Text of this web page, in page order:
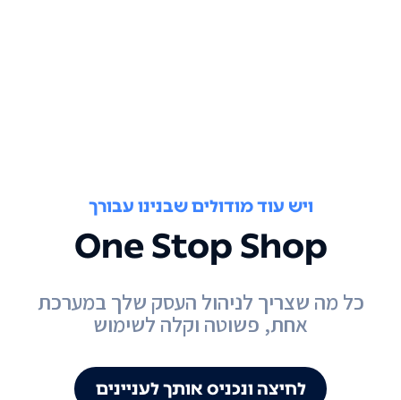
ויש עוד מודולים שבנינו עבורך
One Stop Shop
כל מה שצריך לניהול העסק שלך במערכת
אחת, פשוטה וקלה לשימוש
לחיצה ונכניס אותך לעניינים